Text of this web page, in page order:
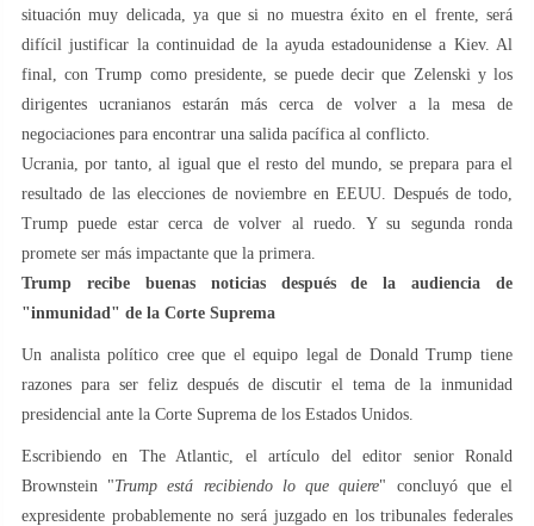
situación muy delicada, ya que si no muestra éxito en el frente, será
difícil justificar la continuidad de la ayuda estadounidense a Kiev. Al
final, con Trump como presidente, se puede decir que Zelenski y los
dirigentes ucranianos estarán más cerca de volver a la mesa de
negociaciones para encontrar una salida pacífica al conflicto.
Ucrania, por tanto, al igual que el resto del mundo, se prepara para el
resultado de las elecciones de noviembre en EEUU. Después de todo,
Trump puede estar cerca de volver al ruedo. Y su segunda ronda
promete ser más impactante que la primera.
Trump recibe buenas noticias después de la audiencia de
"inmunidad" de la Corte Suprema
Un analista político cree que el equipo legal de Donald Trump tiene
razones para ser feliz después de discutir el tema de la inmunidad
presidencial ante la Corte Suprema de los Estados Unidos.
Escribiendo en The Atlantic, el artículo del editor senior Ronald
Brownstein "Trump está recibiendo lo que quiere" concluyó que el
expresidente probablemente no será juzgado en los tribunales federales